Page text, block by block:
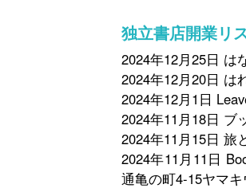
独立書店開業リ
2024年12月25日 は
2024年12月20日 は
2024年12月1日
2024年11月18日 ブ
2024年11月15日
2024年11月11日
通亀の町4-15ヤマ